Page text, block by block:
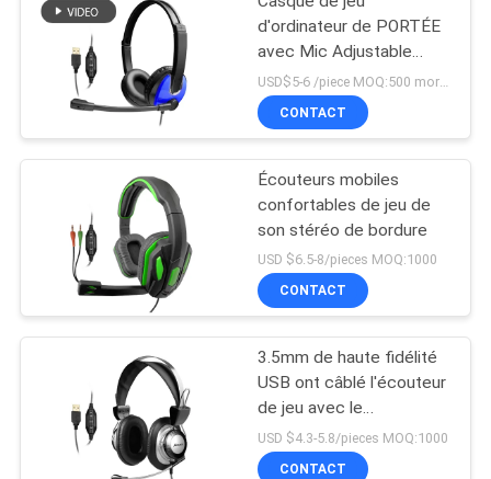
QUALITÉ
CONTACTEZ-
NOUS
DEMANDEZ
CITATION
Écouteur stéréo de
Bluetooth
43
Écouteurs de haute
fidélité de Bluetooth
26
d'ordinateur de PORTÉE
avec Mic Adjustable
Gaming Headphone
Laptop
CONTACT
Écouteurs mobiles
confortables de jeu de
son stéréo de bordure
USD $6.5-8/pieces MOQ:1000
CONTACT
3.5mm de haute fidélité
USB ont câblé l'écouteur
de jeu avec le
microphone
USD $4.3-5.8/pieces MOQ:1000
CONTACT